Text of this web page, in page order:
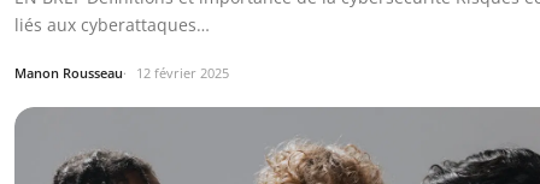
liés aux cyberattaques…
Manon Rousseau 12 février 2025